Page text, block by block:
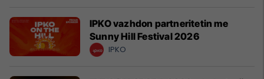
IPKO vazhdon partneritetin me
Sunny Hill Festival 2026
IPKO